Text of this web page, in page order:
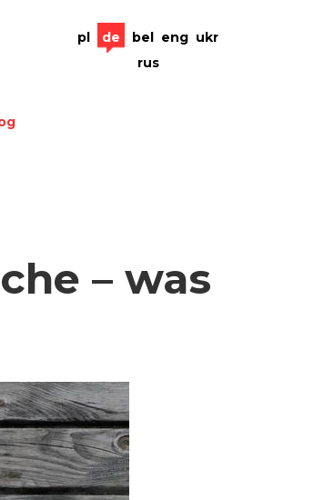
pl de bel eng ukr
rus
– was